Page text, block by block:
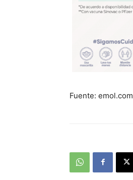
Fuente: emol.com